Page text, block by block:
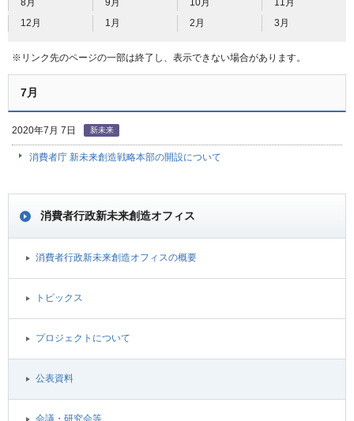
8月
9月 10月
11月
12月
1月 2月 3月
※リンク先のページの一部は終了し、表示できない場合があります。
7月
2020年7月 7日 新未来
消費者庁 新未来創造戦略本部の開設について
消費者行政新未来創造オフィス
消費者行政新未来創造オフィスの概要
トピックス
プロジェクトについて
公表資料
会議・研究会等